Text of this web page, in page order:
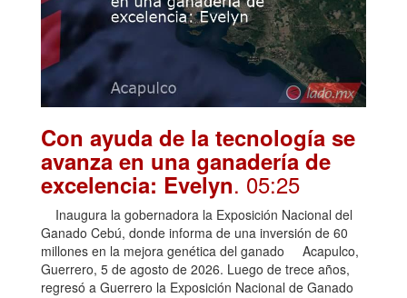
Con ayuda de la tecnología se
avanza en una ganadería de
excelencia: Evelyn. 05:25
Inaugura la gobernadora la Exposición Nacional del
Ganado Cebú, donde informa de una inversión de 60
millones en la mejora genética del ganado Acapulco,
Guerrero, 5 de agosto de 2026. Luego de trece años,
regresó a Guerrero la Exposición Nacional de Ganado